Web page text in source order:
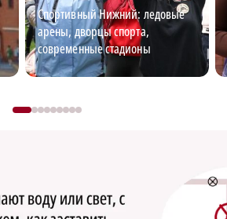
Спортивный Нижний: ледовые
арены, дворцы спорта,
современные стадионы